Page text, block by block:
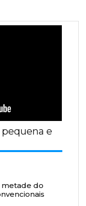
e
metade do